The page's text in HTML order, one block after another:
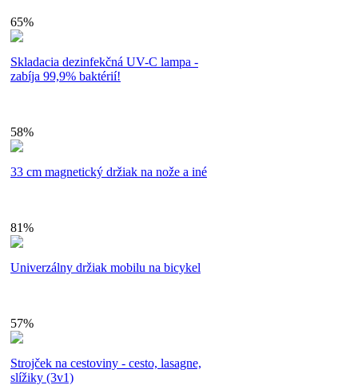
65%
Skladacia dezinfekčná UV-C lampa -
zabíja 99,9% baktérií!
58%
33 cm magnetický držiak na nože a iné
81%
Univerzálny držiak mobilu na bicykel
57%
Strojček na cestoviny - cesto, lasagne,
slížiky (3v1)